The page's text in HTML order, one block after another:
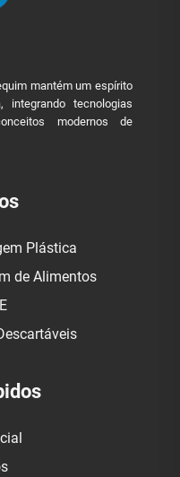
mantém um espírito
integrando tecnologias
modernos de
Plástica
de Alimentos